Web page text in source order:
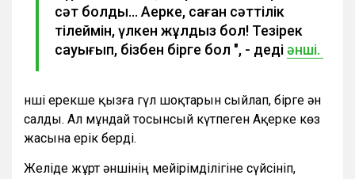
сәт болды… Ақерке, саған сәттілік
тілеймін, үлкен жұлдыз бол! Тезірек
сауығып, бізбен бірге бол ", - дедіәнші.
Әнші ерекше қызға гүл шоқтарын сыйлап, бірге ән
салды. Ал мұндай тосынсый күтпеген Ақерке көз
жасына ерік берді.
Желіде жұрт әншінің мейірімділігіне сүйсініп,